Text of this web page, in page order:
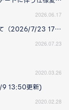
2026.06.17
現在確認されている問題に関して（2026/7/23 17:00更新）
2026.07.23
2020.03.26
9 13:50更新)
2020.02.28